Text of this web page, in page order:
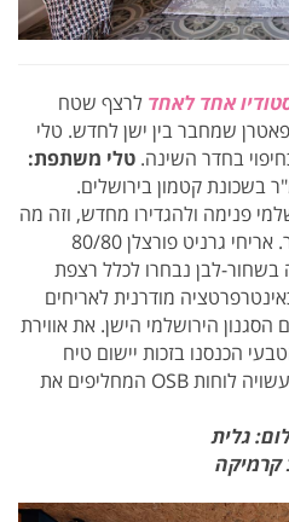
אחד לאחד לרצף שטח
שמחבר בין ישן לחדש. טלי
בחדר השינה. טלי משתפת:
דירת 4 חדרים בת כ-90 מ"ר בשכונת קטמון בירושלים.
פנימה ולהגדירו מחדש, וזה מה
שהכתיב את בחירת חומרי הגמר. אריחי גרניט פורצלן 80/80
בשחור-לבן נבחרו לכלל רצפת
מודרנית לאריחים
הירושלמי הישן. את אווירת
הכנסנו בזכות יישום טיח
מינרלי, ותקרת המבואה והסלון עשויה לוחות OSB המחליפים את
גלית
קרמיקה